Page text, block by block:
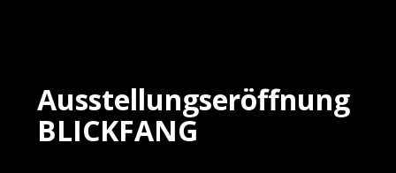
Ausstellungseröffnung
BLICKFANG